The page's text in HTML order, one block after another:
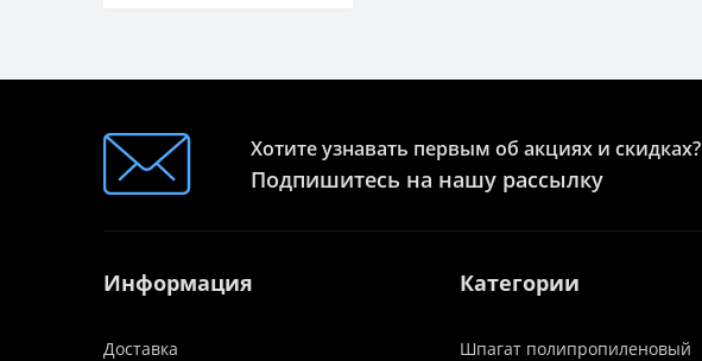
Хотите узнавать первым об акциях и скидках?
Подпишитесь на нашу рассылку
Информация
Доставка
Категории
Шпагат полипропиленовый